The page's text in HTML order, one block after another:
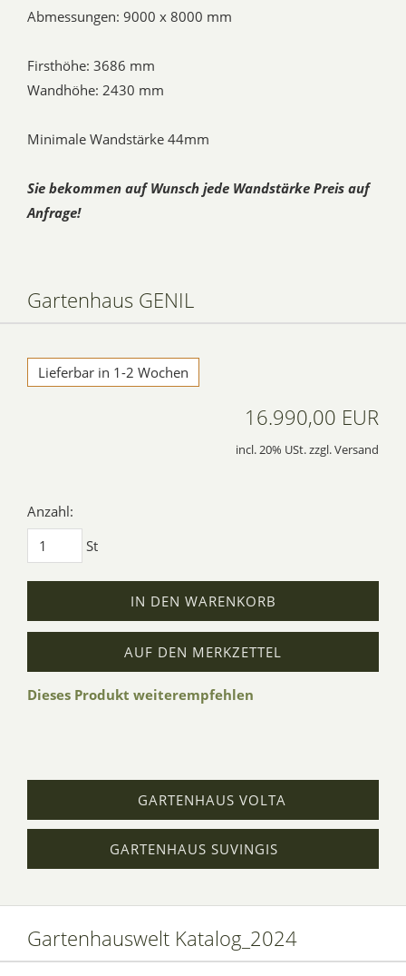
Abmessungen: 9000 x 8000 mm
Firsthöhe: 3686 mm
Wandhöhe: 2430 mm
Minimale Wandstärke 44mm
Sie bekommen auf Wunsch jede Wandstärke Preis auf
Anfrage!
Gartenhaus GENIL
Lieferbar in 1-2 Wochen
16.990,00 EUR
incl. 20% USt. zzgl. Versand
Anzahl:
St
IN DEN WARENKORB
AUF DEN MERKZETTEL
Dieses Produkt weiterempfehlen
GARTENHAUS VOLTA
GARTENHAUS SUVINGIS
Gartenhauswelt Katalog_2024